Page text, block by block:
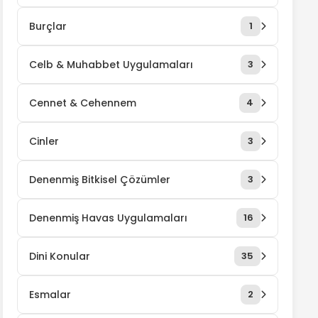
Burçlar 1
Celb & Muhabbet Uygulamaları 3
Cennet & Cehennem 4
Cinler 3
Denenmiş Bitkisel Çözümler 3
Denenmiş Havas Uygulamaları 16
Dini Konular 35
Esmalar 2